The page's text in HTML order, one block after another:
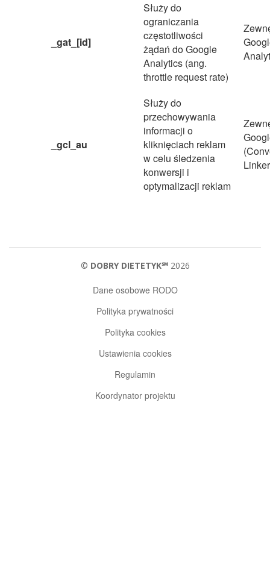
_gat_[id]
Służy do
ograniczania
częstotliwości
żądań do Google
Analytics (ang.
throttle request rate)
_gcl_au
Służy do
przechowywania
informacji o
kliknięciach reklam
w celu śledzenia
konwersji i
optymalizacji reklam
© DOBRY DIETETYK℠2026
Dane osobowe RODO
Polityka prywatności
Polityka cookies
Ustawienia cookies
Regulamin
Koordynator projektu